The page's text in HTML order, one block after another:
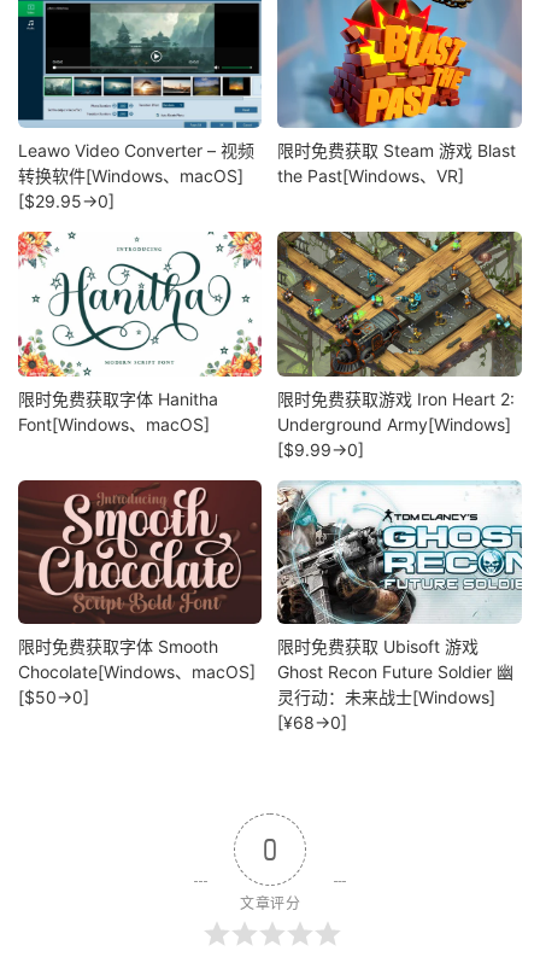
Leawo Video Converter – 视频
转换软件[Windows、macOS]
[$29.95→0]
限时免费获取 Steam 游戏 Blast
the Past[Windows、VR]
限时免费获取字体 Hanitha
Font[Windows、macOS]
限时免费获取游戏 Iron Heart 2:
Underground Army[Windows]
[$9.99→0]
限时免费获取字体 Smooth
Chocolate[Windows、macOS]
[$50→0]
限时免费获取 Ubisoft 游戏
Ghost Recon Future Soldier 幽
灵行动：未来战士[Windows]
[¥68→0]
0
文章评分